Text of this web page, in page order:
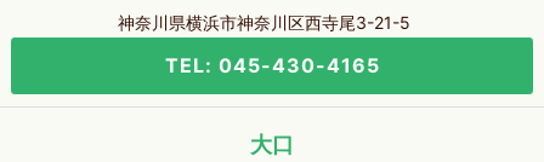
神奈川県横浜市神奈川区西寺尾3-21-5
TEL: 045-430-4165
大口